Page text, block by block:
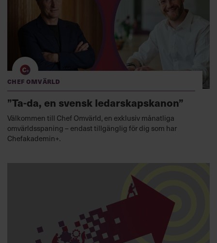
Chef Omvärld
”Ta-da, en svensk ledarskapskanon”
Välkommen till Chef Omvärld, en exklusiv månatliga
omvärldsspaning – endast tillgänglig för dig som har
Chefakademin+.